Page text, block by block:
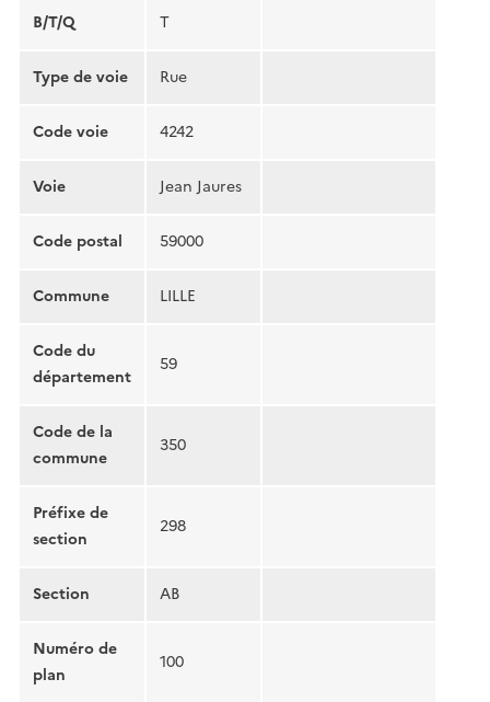
B/T/Q T
Type de voie Rue
Code voie 4242
Voie Jean Jaures
Code postal 59000
Commune LILLE
Code du
département
59
Code de la
commune
350
Préfixe de
section
298
Section AB
Numéro de
plan
100